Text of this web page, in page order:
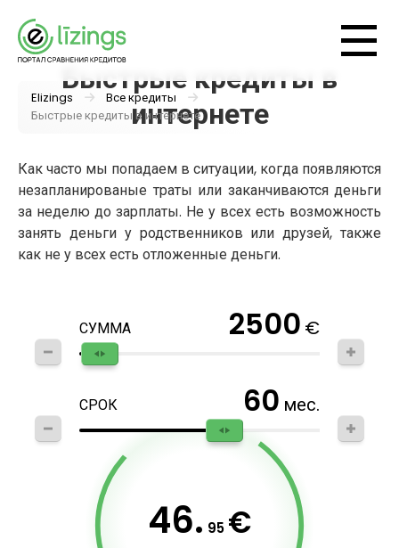
Elizings
Все кредиты
Быстрые кредиты в интернете
Быстрые кредиты в
интернете
Как часто мы попадаем в ситуации, когда появляются
незапланированые траты или заканчиваются деньги
за неделю до зарплаты. Не у всех есть возможность
занять деньги у родственников или друзей, также
как не у всех есть отложенные деньги.
СУММА 2500 €
СРОК 60 мес.
46. 95 €